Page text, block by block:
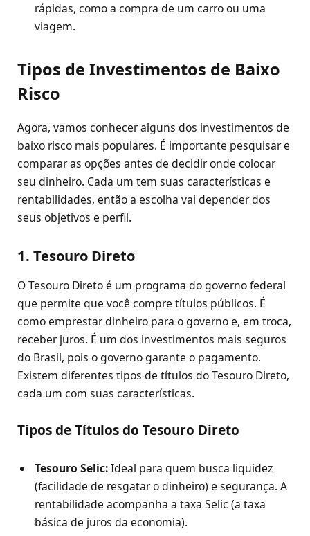
rápidas, como a compra de um carro ou uma
viagem.
Tipos de Investimentos de Baixo
Risco
Agora, vamos conhecer alguns dos investimentos de
baixo risco mais populares. É importante pesquisar e
comparar as opções antes de decidir onde colocar
seu dinheiro. Cada um tem suas características e
rentabilidades, então a escolha vai depender dos
seus objetivos e perfil.
1. Tesouro Direto
O Tesouro Direto é um programa do governo federal
que permite que você compre títulos públicos. É
como emprestar dinheiro para o governo e, em troca,
receber juros. É um dos investimentos mais seguros
do Brasil, pois o governo garante o pagamento.
Existem diferentes tipos de títulos do Tesouro Direto,
cada um com suas características.
Tipos de Títulos do Tesouro Direto
Tesouro Selic:Ideal para quem busca liquidez
(facilidade de resgatar o dinheiro) e segurança. A
rentabilidade acompanha a taxa Selic (a taxa
básica de juros da economia).